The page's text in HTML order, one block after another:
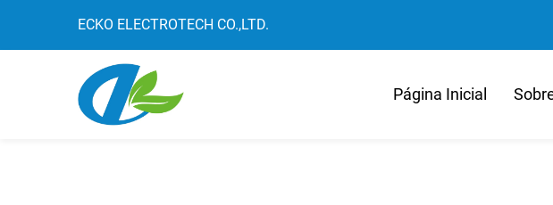
ECKO ELECTROTECH CO.,LTD.
Página Inicial